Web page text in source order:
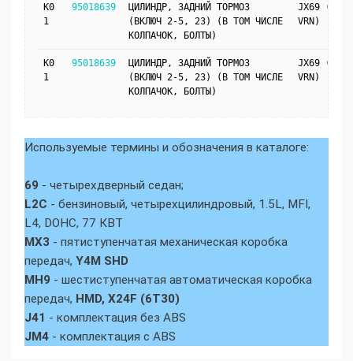
K0
1
95018639
ЦИЛИНДР, ЗАДНИЙ ТОРМОЗ
(ВКЛЮЧ 2-5, 23) (В ТОМ ЧИСЛЕ
КОЛПАЧОК, БОЛТЫ)
JX69 (J41,
VRN)
K0
1
95018639
ЦИЛИНДР, ЗАДНИЙ ТОРМОЗ
(ВКЛЮЧ 2-5, 23) (В ТОМ ЧИСЛЕ
КОЛПАЧОК, БОЛТЫ)
JX69 (JM4,
VRN)
Используемые термины и обозначения в каталоге:
69 - четырехдверный седан;
L2C - бензиновый, четырехцилиндровый, 1.5L, MFI,
L4, DOHC, 77 КВТ
MX3 - пятиступенчатая механическая коробка
передач, Y4M SHD
MH9 - шестиступенчатая автоматическая коробка
передач, HMD, X24F (6T30)
J41 - комплектация без ABS
JM4 - комплектация с ABS